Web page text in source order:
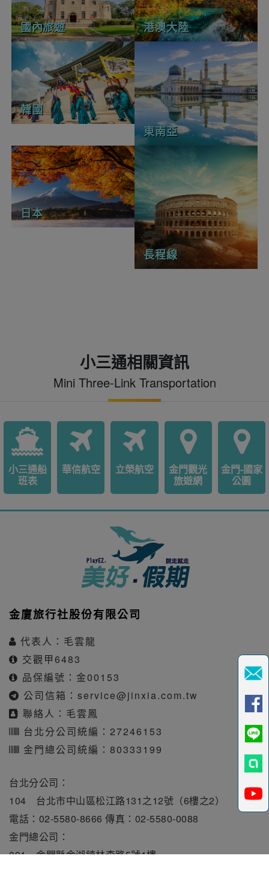
國內旅遊 港澳大陸
韓國
東南亞
日本
長程線
小三通相關資訊
Mini Three-Link Transportation
小三通船
班表
華信航空 立榮航空
金門觀光
旅遊網
金門-國家
公園
金廈旅行社股份有限公司
代表人：毛雲龍
交觀甲6483
品保編號：金00153
公司信箱： service@jinxia.com.tw
聯絡人：毛雲鳳
台北分公司統編：27246153
金門總公司統編：80333199
台北分公司：
104 台北市中山區松江路131之12號（6樓之2）
電話：02-5580-8666 傳真：02-5580-0088
金門總公司：
891 金門縣金湖鎮林森路5號1樓